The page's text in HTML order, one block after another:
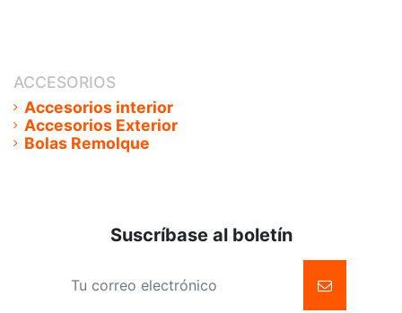
ACCESORIOS
Accesorios interior
Accesorios Exterior
Bolas Remolque
Suscríbase al boletín